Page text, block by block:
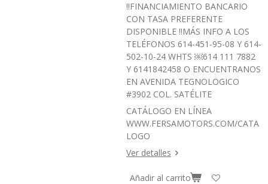
‼️FINANCIAMIENTO BANCARIO
CON TASA PREFERENTE
DISPONIBLE ‼️MÁS INFO A LOS
TELÉFONOS 614-451-95-08 Y 614-
502-10-24 WHTS ￼⁨614 111 7882⁩
Y 6141842458 O ENCUENTRANOS
EN AVENIDA TEGNOLOGICO
#3902 COL. SATÉLITE
CATÁLOGO EN LÍNEA
WWW.FERSAMOTORS.COM/CATA
LOGO
Ver detalles
Añadir al carrito